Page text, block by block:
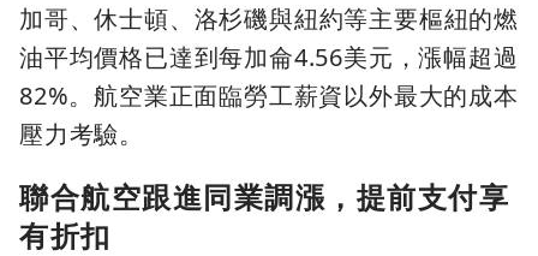
加哥、休士頓、洛杉磯與紐約等主要樞紐的燃
油平均價格已達到每加侖4.56美元，漲幅超過
82%。航空業正面臨勞工薪資以外最大的成本
壓力考驗。
聯合航空跟進同業調漲，提前支付享
有折扣